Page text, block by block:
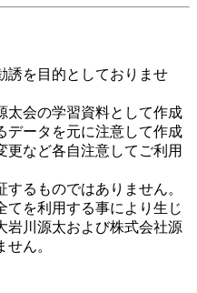
誘を目的としておりませ
太会の学習資料として作成
データを元に注意して作成
更など各自注意してご利用
るものではありません。
てを利用する事により生じ
岩川源太および株式会社源
ん。